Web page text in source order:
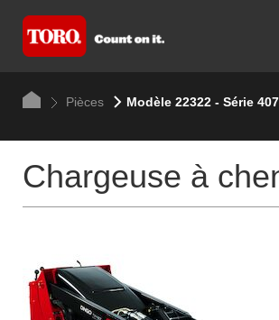
Pièces Modèle 22322 - Série
Chargeuse à